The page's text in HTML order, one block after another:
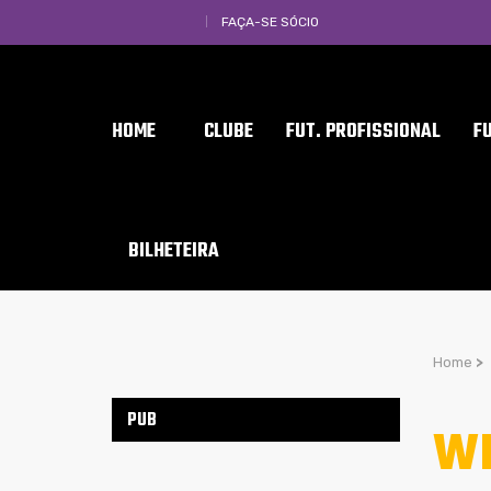
FAÇA-SE SÓCIO
HOME CLUBE FUT. PROFISSIONAL
BILHETEIRA
Home >
PUB